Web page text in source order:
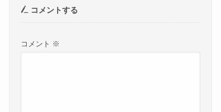
コメントする
コメント ※